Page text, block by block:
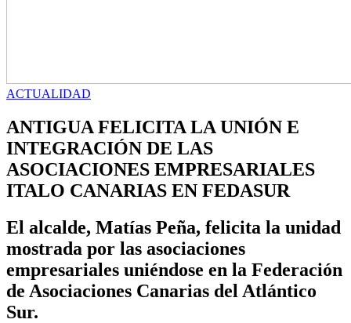
ACTUALIDAD
ANTIGUA FELICITA LA UNIÓN E
INTEGRACIÓN DE LAS
ASOCIACIONES EMPRESARIALES
ITALO CANARIAS EN FEDASUR
El alcalde, Matías Peña, felicita la unidad
mostrada por las asociaciones
empresariales uniéndose en la Federación
de Asociaciones Canarias del Atlántico
Sur.